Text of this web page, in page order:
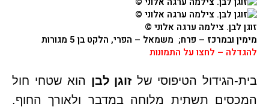
זוגן לבן. צילמה ערגה אלוני ©
מימין ובמרכז – פרח; משמאל – הפרי, הלקט בן 5 מגורות
להגדלה – לחצו על התמונות
בית-הגידול הטיפוסי של זוגן לבן הוא שטחי חול
המכסים תשתית מלוחה במדבר ולאורך החוף.